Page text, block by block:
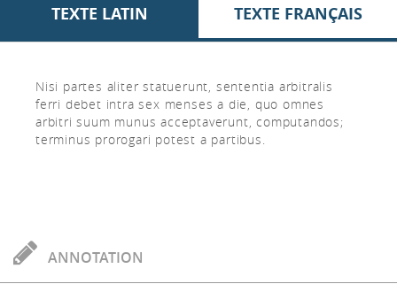
TEXTE LATIN TEXTE FRANÇAIS
Nisi partes aliter statuerunt, sententia arbitralis
ferri debet intra sex menses a die, quo omnes
arbitri suum munus acceptaverunt, computandos;
terminus prorogari potest a partibus.
ANNOTATION